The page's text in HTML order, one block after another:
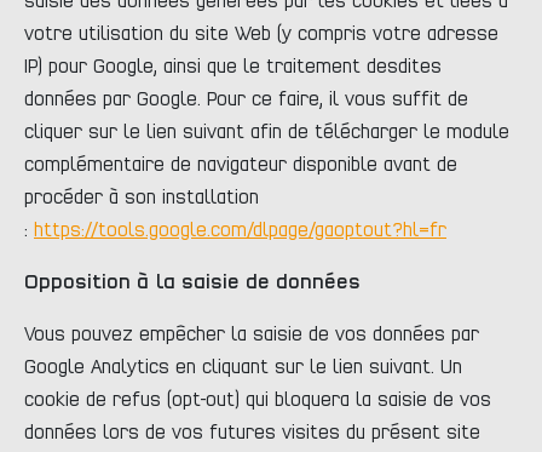
votre utilisation du site Web (y compris votre adresse
IP) pour Google, ainsi que le traitement desdites
données par Google. Pour ce faire, il vous suffit de
cliquer sur le lien suivant afin de télécharger le module
complémentaire de navigateur disponible avant de
procéder à son installation
: https://tools.google.com/dlpage/gaoptout?hl=fr
Opposition à la saisie de données
Vous pouvez empêcher la saisie de vos données par
Google Analytics en cliquant sur le lien suivant. Un
cookie de refus (opt-out) qui bloquera la saisie de vos
données lors de vos futures visites du présent site